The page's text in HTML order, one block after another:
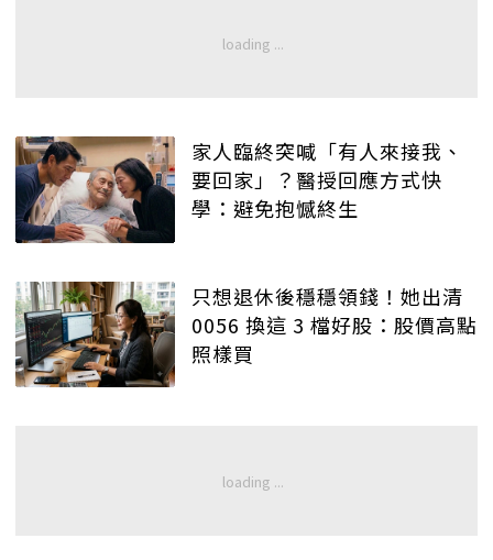
家人臨終突喊「有人來接我、
要回家」？醫授回應方式快
學：避免抱憾終生
只想退休後穩穩領錢！她出清
0056 換這 3 檔好股：股價高點
照樣買